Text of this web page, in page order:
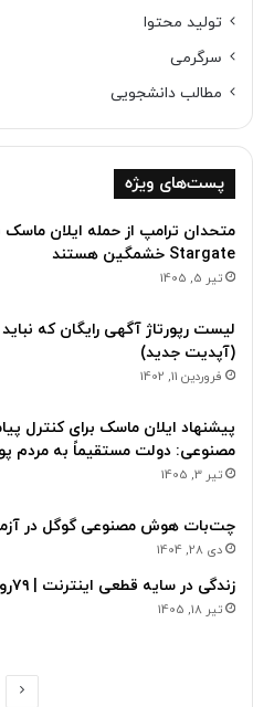
تولید محتوا
سرگرمی
مطالب دانشجویی
پست‌های ویژه
متحدان ترامپ از حمله ایلان ماسک
Stargate خشمگین هستند
تیر 5, 1405
لیست رپورتاژ آگهی رایگان که
(آپدیت جدید)
فروردین 11, 1402
پیشنهاد ایلان ماسک برای کنترل
مصنوعی: دولت مستقیماً به مردم
تیر 3, 1405
چت‌بات هوش مصنوعی گوگل در
دی 28, 1404
زندگی در سایه قطعی اینترنت | ۷۹‌روز کلافه‌کننده
تیر 18, 1405